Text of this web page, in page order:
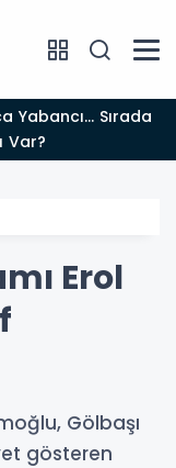
Var?
Erol
Gölbaşı
gösteren